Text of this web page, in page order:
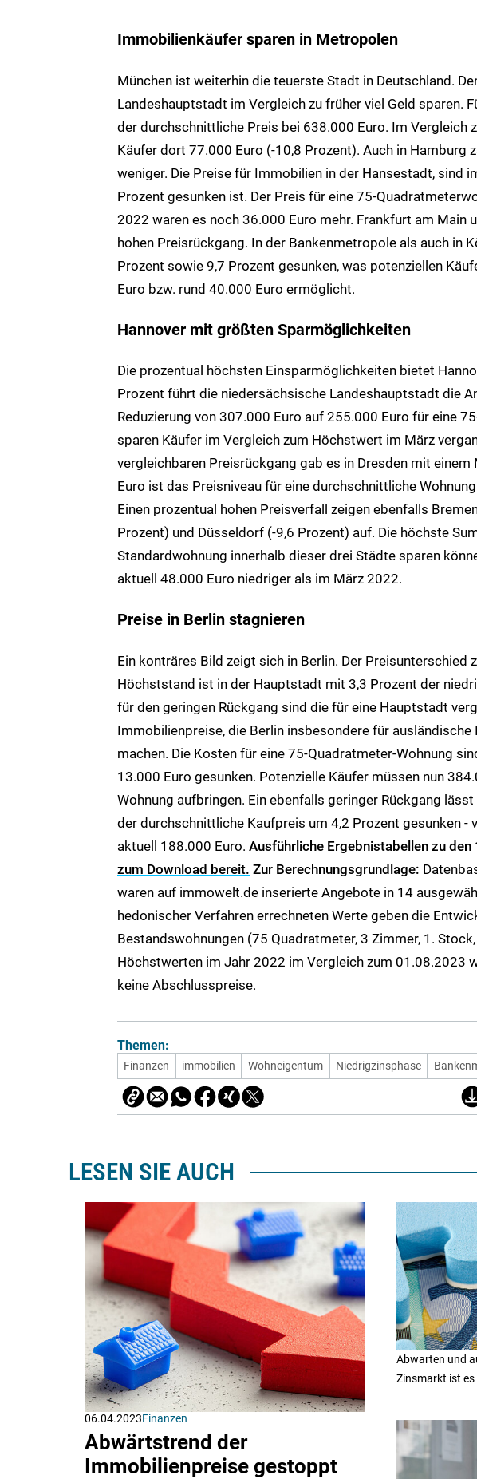
Immobilienkäufer sparen in Metropolen
München ist weiterhin die teuerste Stadt in Deutschland.
Landeshauptstadt im Vergleich zu früher viel Geld sparen.
der durchschnittliche Preis bei 638.000 Euro. Im Vergleich
Käufer dort 77.000 Euro (-10,8 Prozent). Auch in Hamburg
weniger. Die Preise für Immobilien in der Hansestadt, sind
Prozent gesunken ist. Der Preis für eine 75-
2022 waren es noch 36.000 Euro mehr. Frankfurt am Main
hohen Preisrückgang. In der Bankenmetropole als auch in
Prozent sowie 9,7 Prozent gesunken, was potenziellen
Euro bzw. rund 40.000 Euro ermöglicht.
Hannover mit größten Sparmöglichkeiten
Die prozentual höchsten Einsparmöglichkeiten bietet
Prozent führt die niedersächsische Landeshauptstadt die
Reduzierung von 307.000 Euro auf 255.000 Euro für eine
sparen Käufer im Vergleich zum Höchstwert im März
vergleichbaren Preisrückgang gab es in Dresden mit
Euro ist das Preisniveau für eine durchschnittliche
Einen prozentual hohen Preisverfall zeigen ebenfalls
Prozent) und Düsseldorf (-9,6 Prozent) auf. Die höchste
Standardwohnung innerhalb dieser drei Städte sparen
aktuell 48.000 Euro niedriger als im März 2022.
Preise in Berlin stagnieren
Ein konträres Bild zeigt sich in Berlin. Der Preisunterschied
Höchststand ist in der Hauptstadt mit 3,3 Prozent der
für den geringen Rückgang sind die für eine Hauptstadt
Immobilienpreise, die Berlin insbesondere für
machen. Die Kosten für eine 75-Quadratmeter-Wohnung
13.000 Euro gesunken. Potenzielle Käufer müssen nun
Wohnung aufbringen. Ein ebenfalls geringer Rückgang
der durchschnittliche Kaufpreis um 4,2 Prozent gesunken -
aktuell 188.000 Euro. Ausführliche Ergebnistabellen zu
zum Download bereit. Zur Berechnungsgrundlage:
waren auf immowelt.de inserierte Angebote in 14
hedonischer Verfahren errechneten Werte geben die
Bestandswohnungen (75 Quadratmeter, 3 Zimmer, 1.
Höchstwerten im Jahr 2022 im Vergleich zum 01.08.2023
keine Abschlusspreise.
Themen:
Finanzen immobilien Wohneigentum Niedrigzinsphase
LESEN SIE AUCH
06.04.2023Finanzen
Abwärtstrend der
Immobilienpreise gestoppt
Abwarten und
Zinsmarkt ist